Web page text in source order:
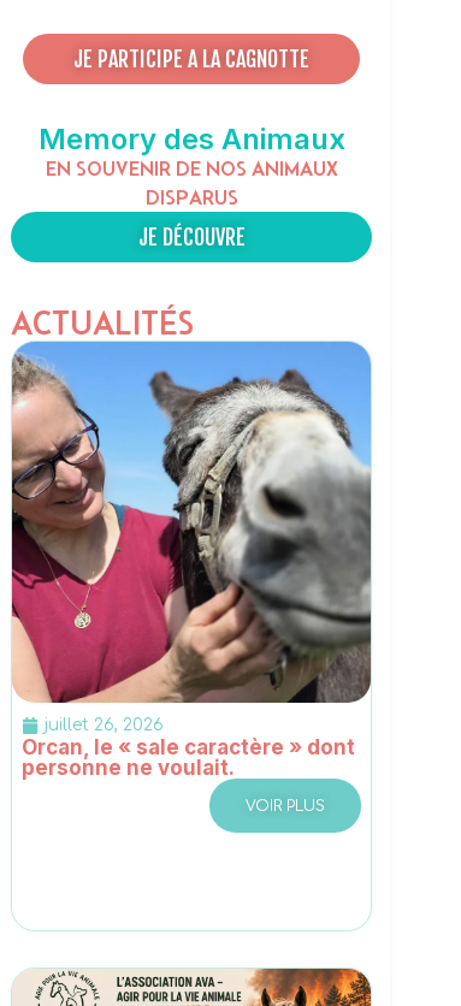
JE PARTICIPE A LA CAGNOTTE
Memory des Animaux
EN SOUVENIR DE NOS ANIMAUX
DISPARUS
JE DÉCOUVRE
ACTUALITÉS
juillet 26, 2026
Orcan, le « sale caractère » dont
personne ne voulait.
VOIR PLUS